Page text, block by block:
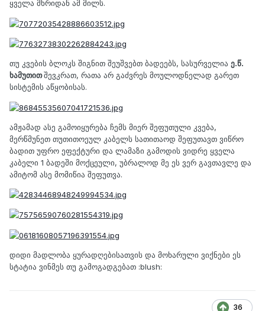
ყველა მხრიდან ამ მილს.
თუ კვების ბლოკს შიგნით შეუშვებთ ბადეებს, სასურველია ე.წ.
ხამუთითშევკრათ, რათა არ გაძვრეს მოულოდნელად გარეთ
სისტემის აწყობისას.
ამჟამად ასე გამოიყურება ჩემს მიერ შეფუთული კვება,
მერწმუნეთ თუთითოეულ კაბელს სათითაოდ შეფუთავთ ვიწრო
ბადით უფრო ეფექტური და ლამაზი გამოდის ვიდრე ყველა
კაბელი 1 ბადეში მოქცეული, უბრალოდ მე ეს ვერ გავთავლე და
ამიტომ ასე მომიწია შეფუთვა.
დიდი მადლობა ყურადღებისათვის და მოხარული ვიქნები ეს
სტატია ვინმეს თუ გამოგადგებათ :blush:
36